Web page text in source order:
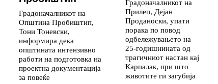
Градоначалникот на
Општина Пробиштип,
Тони Тоневски,
информира дека
општината интензивно
работи на подготовка на
проектна документација
за повеќе
Градоначалникот на
Прилеп, Дејан
Проданоски, упати
порака по повод
одбележувањето на
25-годишнината од
трагичниот настан кај
Карпалак, при што
животите ги загубија